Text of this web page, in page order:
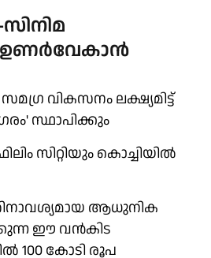
വികസനം ലക്ഷ്യമിട്ട്
സ്ഥാപിക്കും
സിറ്റിയും കൊച്ചിയില്‍
ആധുനിക
ഈ വൻകിട
100 കോടി രൂപ